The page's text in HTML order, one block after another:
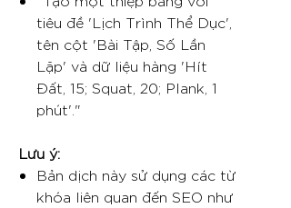
tiêu đề 'Lịch Trình Thể Dục',
tên cột 'Bài Tập, Số Lần
Lặp' và dữ liệu hàng 'Hít
Đất, 15; Squat, 20; Plank, 1
phút'."
Lưu ý:
Bản dịch này sử dụng các từ
khóa liên quan đến SEO như